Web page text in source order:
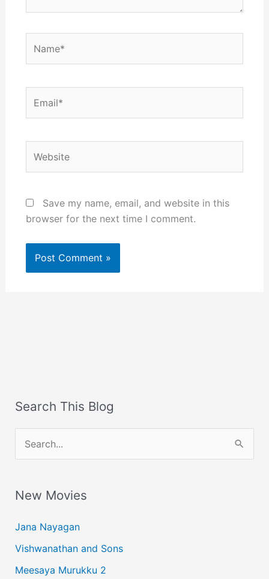
Save my name, email, and website in this
browser for the next time I comment.
Search This Blog
e
r
h
f
o
New Movies
Jana Nayagan
Vishwanathan and Sons
Meesaya Murukku 2